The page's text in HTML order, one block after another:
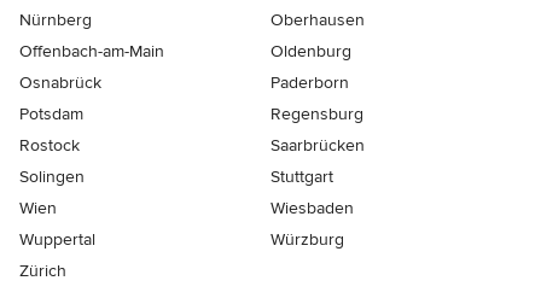
Nürnberg
Oberhausen
Offenbach-am-Main
Oldenburg
Osnabrück
Paderborn
Potsdam
Regensburg
Rostock
Saarbrücken
Solingen
Stuttgart
Wien
Wiesbaden
Wuppertal
Würzburg
Zürich